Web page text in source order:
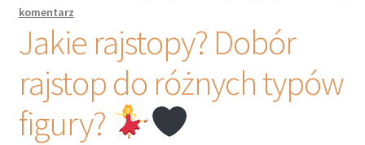
komentarz
Jakie rajstopy? Dobór
rajstop do różnych typów
figury?